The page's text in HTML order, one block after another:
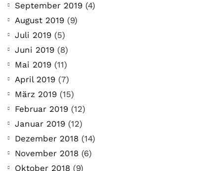
September 2019 (4)
August 2019 (9)
Juli 2019 (5)
Juni 2019 (8)
Mai 2019 (11)
April 2019 (7)
März 2019 (15)
Februar 2019 (12)
Januar 2019 (12)
Dezember 2018 (14)
November 2018 (6)
Oktober 2018 (9)